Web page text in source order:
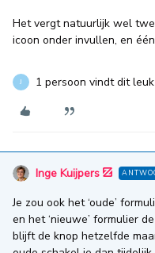
Het vergt natuurlijk wel
icoon onder invullen, en
J 1 persoon vindt dit leuk
Inge Kuijpers
Je zou ook het ‘oude’
en het ‘nieuwe’ formulier
blijft de knop hetzelfde